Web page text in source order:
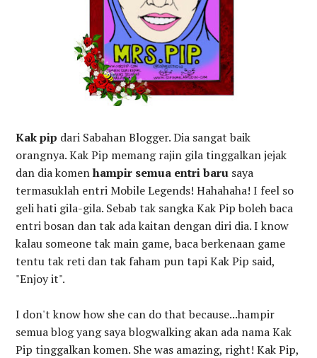
Kak pip dari Sabahan Blogger. Dia sangat baik
orangnya. Kak Pip memang rajin gila tinggalkan jejak
dan dia komenhampir semua entri baru saya
termasuklah entri Mobile Legends! Hahahaha! I feel so
geli hati gila-gila. Sebab tak sangka Kak Pip boleh baca
entri bosan dan tak ada kaitan dengan diri dia. I know
kalau someone tak main game, baca berkenaan game
tentu tak reti dan tak faham pun tapi Kak Pip said,
"Enjoy it".
I don't know how she can do that because...hampir
semua blog yang saya blogwalking akan ada nama Kak
Pip tinggalkan komen. She was amazing, right! Kak Pip,